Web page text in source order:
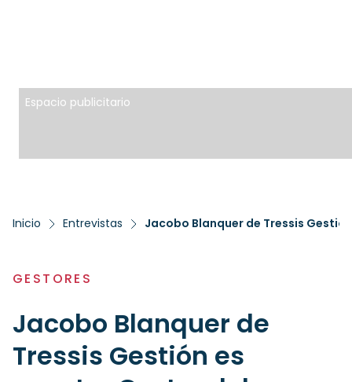
Espacio publicitario
Inicio Entrevistas Jacobo Blanquer de Tressis
GESTORES
Jacobo Blanquer de
Tressis Gestión es